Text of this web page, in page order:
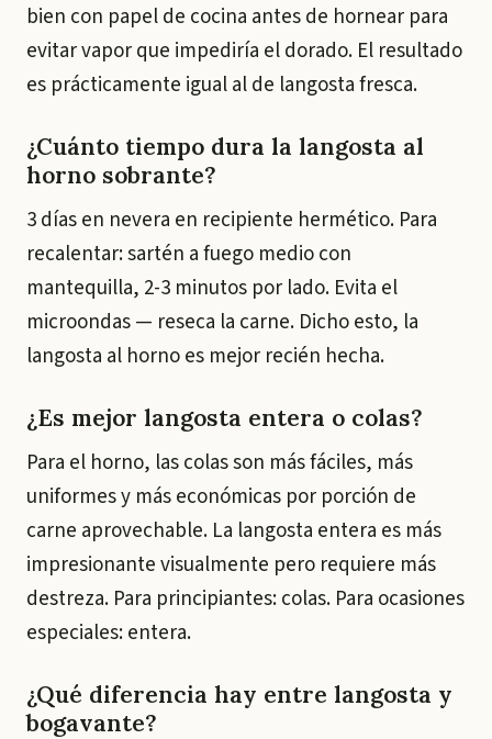
bien con papel de cocina antes de hornear para
evitar vapor que impediría el dorado. El resultado
es prácticamente igual al de langosta fresca.
¿Cuánto tiempo dura la langosta al
horno sobrante?
3 días en nevera en recipiente hermético. Para
recalentar: sartén a fuego medio con
mantequilla, 2-3 minutos por lado. Evita el
microondas — reseca la carne. Dicho esto, la
langosta al horno es mejor recién hecha.
¿Es mejor langosta entera o colas?
Para el horno, las colas son más fáciles, más
uniformes y más económicas por porción de
carne aprovechable. La langosta entera es más
impresionante visualmente pero requiere más
destreza. Para principiantes: colas. Para ocasiones
especiales: entera.
¿Qué diferencia hay entre langosta y
bogavante?